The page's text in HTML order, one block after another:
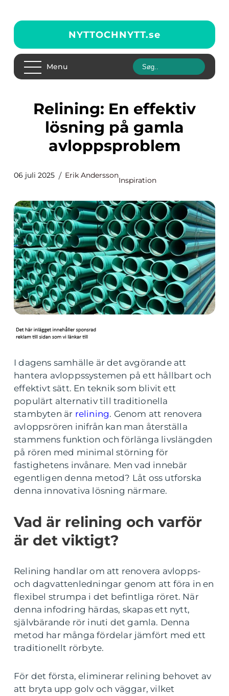
NYTTOCHNYTT.se
Menu
Relining: En effektiv
lösning på gamla
avloppsproblem
06 juli 2025 Erik Andersson
Inspiration
I dagens samhälle är det avgörande att
hantera avloppssystemen på ett hållbart och
effektivt sätt. En teknik som blivit ett
populärt alternativ till traditionella
stambyten är relining. Genom att renovera
avloppsrören inifrån kan man återställa
stammens funktion och förlänga livslängden
på rören med minimal störning för
fastighetens invånare. Men vad innebär
egentligen denna metod? Låt oss utforska
denna innovativa lösning närmare.
Vad är relining och varför
är det viktigt?
Relining handlar om att renovera avlopps-
och dagvattenledningar genom att föra in en
flexibel strumpa i det befintliga röret. När
denna infodring härdas, skapas ett nytt,
självbärande rör inuti det gamla. Denna
metod har många fördelar jämfört med ett
traditionellt rörbyte.
För det första, eliminerar relining behovet av
att bryta upp golv och väggar, vilket